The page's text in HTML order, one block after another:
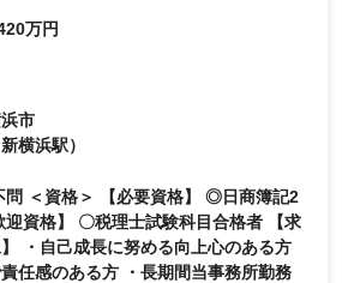
万円
市
横浜駅）
商簿記2
・自己成長に努める向上心のある方
責任感のある方 ・長期間当事務所勤務